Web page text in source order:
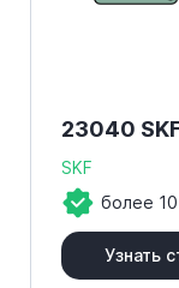
23040
SKF
более
Узнать